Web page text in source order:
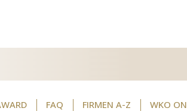
FAQ FIRMEN A-Z WKO